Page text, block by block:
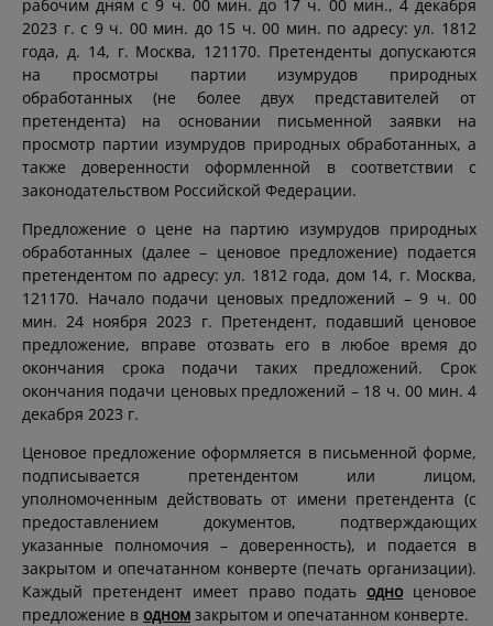
рабочим дням с 9 ч. 00 мин. до 17 ч. 00 мин., 4 декабря
2023 г. с 9 ч. 00 мин. до 15 ч. 00 мин. по адресу: ул. 1812
года, д. 14, г. Москва, 121170. Претенденты допускаются
на просмотры партии изумрудов природных
обработанных (не более двух представителей от
претендента) на основании письменной заявки на
просмотр партии изумрудов природных обработанных, а
также доверенности оформленной в соответствии с
законодательством Российской Федерации.
Предложение о цене на партию изумрудов природных
обработанных (далее – ценовое предложение) подается
претендентом по адресу: ул. 1812 года, дом 14, г. Москва,
121170. Начало подачи ценовых предложений – 9 ч. 00
мин. 24 ноября 2023 г. Претендент, подавший ценовое
предложение, вправе отозвать его в любое время до
окончания срока подачи таких предложений. Срок
окончания подачи ценовых предложений – 18 ч. 00 мин. 4
декабря 2023 г.
Ценовое предложение оформляется в письменной форме,
подписывается претендентом или лицом,
уполномоченным действовать от имени претендента (с
предоставлением документов, подтверждающих
указанные полномочия – доверенность), и подается в
закрытом и опечатанном конверте (печать организации).
Каждый претендент имеет право податьодноценовое
предложение в одном закрытом и опечатанном конверте.